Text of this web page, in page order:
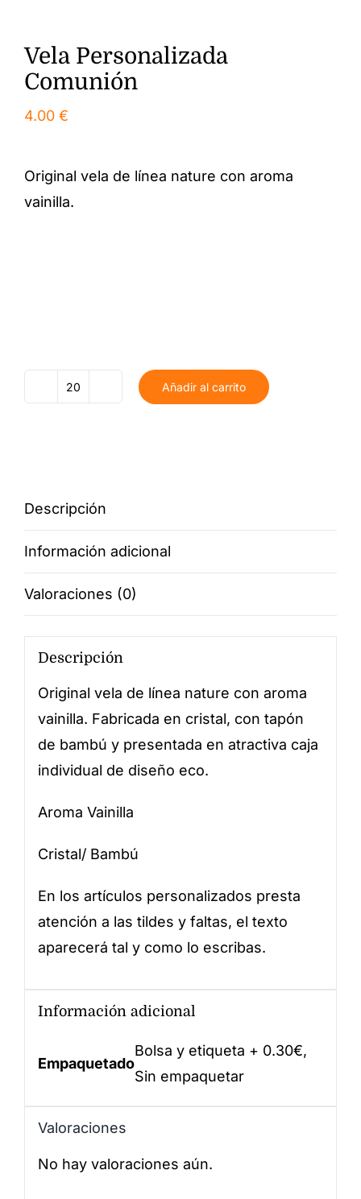
Vela Personalizada
Comunión
4.00 €
Original vela de línea nature con aroma
vainilla.
Vela
Añadir al carrito
Descripción
Información adicional
Valoraciones (0)
Descripción
Original vela de línea nature con aroma
vainilla. Fabricada en cristal, con tapón
de bambú y presentada en atractiva caja
individual de diseño eco.
Aroma Vainilla
Cristal/ Bambú
En los artículos personalizados presta
atención a las tildes y faltas, el texto
aparecerá tal y como lo escribas.
Información adicional
Empaquetado
Bolsa y etiqueta + 0.30€,
Sin empaquetar
Valoraciones
No hay valoraciones aún.